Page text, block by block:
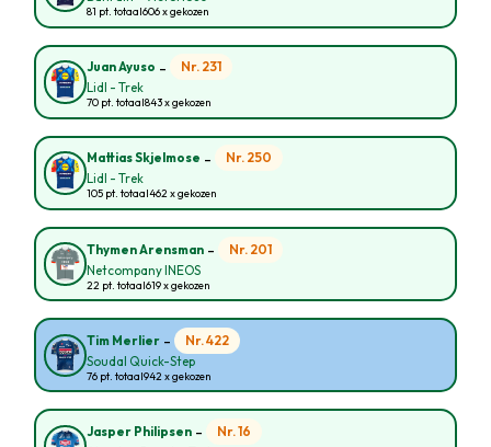
81 pt. totaal606 x gekozen
Juan Ayuso - Nr. 231
Lidl - Trek
70 pt. totaal843 x gekozen
Mattias Skjelmose - Nr. 250
Lidl - Trek
105 pt. totaal462 x gekozen
Thymen Arensman - Nr. 201
Netcompany INEOS
22 pt. totaal619 x gekozen
Tim Merlier - Nr. 422
Soudal Quick-Step
76 pt. totaal942 x gekozen
Jasper Philipsen - Nr. 16